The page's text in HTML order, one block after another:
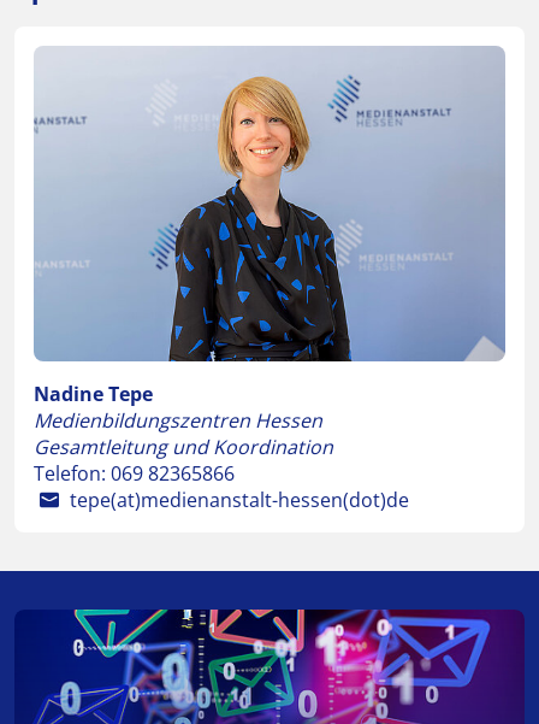
Nadine Tepe
Medienbildungszentren Hessen
Gesamtleitung und Koordination
Telefon: 069 82365866
tepe(at)medienanstalt-hessen(dot)de